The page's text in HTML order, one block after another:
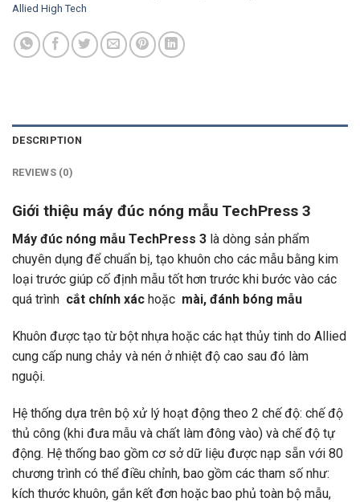
Allied High Tech
DESCRIPTION
REVIEWS (0)
Giới thiệu máy đúc nóng mẫu TechPress 3
Máy đúc nóng mẫu TechPress 3 là dòng sản phẩm
chuyên dụng để chuẩn bị, tạo khuôn cho các mẫu bằng kim
loại trước giúp cố định mẫu tốt hơn trước khi bước vào các
quá trình cắt chính xác hoặc mài, đánh bóng mẫu
Khuôn được tạo từ bột nhựa hoặc các hạt thủy tinh do Allied
cung cấp nung chảy và nén ở nhiệt độ cao sau đó làm
nguội.
Hệ thống dựa trên bộ xử lý hoạt động theo 2 chế độ: chế độ
thủ công (khi đưa mẫu và chất làm đông vào) và chế độ tự
động. Hệ thống bao gồm cơ sở dữ liệu được nạp sẵn với 80
chương trình có thể điều chỉnh, bao gồm các tham số như:
kích thước khuôn, gắn kết đơn hoặc bao phủ toàn bộ mẫu,